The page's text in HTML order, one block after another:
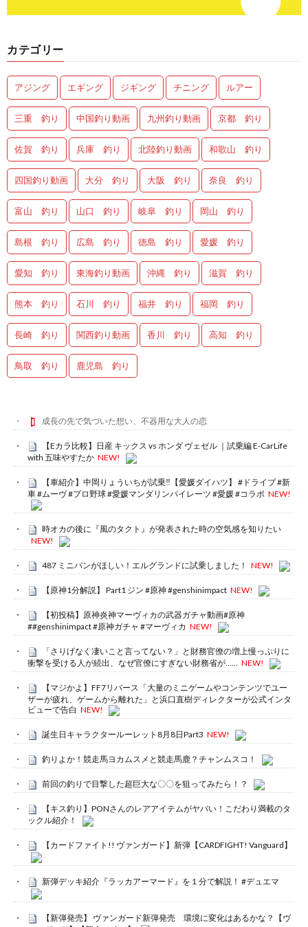
カテゴリー
アジング エギング ジギング チニング ルアー
三重 釣り 中国釣り動画 九州釣り動画 京都 釣り
佐賀 釣り 兵庫 釣り 北陸釣り動画 和歌山 釣り
四国釣り動画 大分 釣り 大阪 釣り 奈良 釣り
富山 釣り 山口 釣り 岐阜 釣り 岡山 釣り
島根 釣り 広島 釣り 徳島 釣り 愛媛 釣り
愛知 釣り 東海釣り動画 沖縄 釣り 滋賀 釣り
熊本 釣り 石川 釣り 福井 釣り 福岡 釣り
長崎 釣り 関西釣り動画 香川 釣り 高知 釣り
鳥取 釣り 鹿児島 釣り
成長の先で気づいた想い、不器用な大人の恋
【Eカラ比較】日産 キックス vs ホンダ ヴェゼル ｜試乗編 E-CarLife
with 五味やすたか NEW!
【車紹介】中岡りょういちが試乗‼️【愛媛ダイハツ】 #ドライブ #新
車 #ムーヴ #プロ野球 #愛媛マンダリンパイレーツ #愛媛 #コラボ NEW!
時オカの後に『風のタクト』が発表された時の空気感を知りたい
NEW!
487 ミニバンがほしい！エルグランドに試乗しました！ NEW!
【原神1分解説】 Part1 ジン #原神 #genshinimpact NEW!
【初投稿】原神炎神マーヴィカの武器ガチャ動画#原神
##genshinimpact #原神ガチャ #マーヴィカ NEW!
「さりげなく凄いこと言ってない？」と財務官僚の増上慢っぷりに
衝撃を受ける人が続出、なぜ官僚にすぎない財務省が……
NEW!
【マジかよ】FF7リバース「大量のミニゲームやコンテンツでユー
ザーが疲れ、ゲームから離れた」と浜口直樹ディレクターが公式インタ
ビューで告白 NEW!
誕生日キャラクタールーレット8月8日Part3 NEW!
釣りよか！競走馬ヨカムスメと競走馬鹿？チャンムスコ！
前回の釣りで目撃した超巨大な〇〇を狙ってみたら！？
【キス釣り】PONさんのレアアイテムがヤバい！こだわり満載のタ
ックル紹介！
【カードファイト!! ヴァンガード】新弾【CARDFIGHT! Vanguard】
新弾デッキ紹介『ラッカアーマード』を１分で解説！ #デュエマ
【新弾発売】 ヴァンガード新弾発売 環境に変化はあるかな？【ヴ